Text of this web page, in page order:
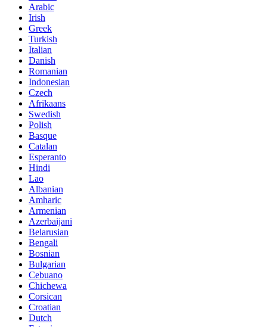
Arabic
Irish
Greek
Turkish
Italian
Danish
Romanian
Indonesian
Czech
Afrikaans
Swedish
Polish
Basque
Catalan
Esperanto
Hindi
Lao
Albanian
Amharic
Armenian
Azerbaijani
Belarusian
Bengali
Bosnian
Bulgarian
Cebuano
Chichewa
Corsican
Croatian
Dutch